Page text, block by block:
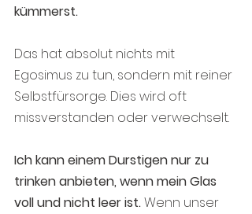
kümmerst.
Das hat absolut nichts mit
Egosimus zu tun, sondern mit reiner
Selbstfürsorge. Dies wird oft
missverstanden oder verwechselt.
Ich kann einem Durstigen nur zu
trinken anbieten, wenn mein Glas
voll und nicht leer ist. Wenn unser